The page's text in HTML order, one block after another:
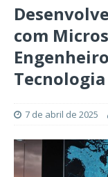
com
Tecnologia
7 de abril de 2025